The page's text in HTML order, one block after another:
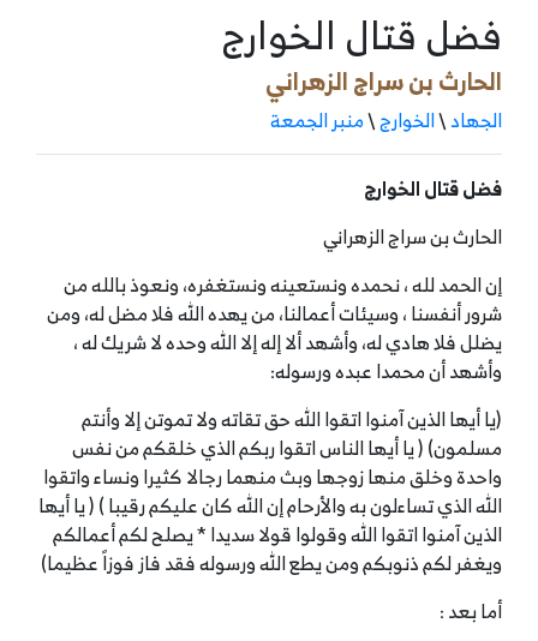
فضل قتال الخوارج
الحارث بن سراج الزهراني
الجهاد\الخوارج\منبر الجمعة
فضل قتال الخوارج
الحارث بن سراج الزهراني
إن الحمد لله ، نحمده ونستعينه ونستغفره، ونعوذ بالله من
شرور أنفسنا ، وسيئات أعمالنا، من يهده الله فلا مضل له، ومن
يضلل فلا هادي له، وأشهد ألا إله إلا الله وحده لا شريك له ،
وأشهد أن محمدا عبده ورسوله:
(يا أيها الذين آمنوا اتقوا الله حق تقاته ولا تموتن إلا وأنتم
مسلمون) ( يا أيها الناس اتقوا ربكم الذي خلقكم من نفس
واحدة وخلق منها زوجها وبث منهما رجالا كثيرا ونساء واتقوا
الله الذي تساءلون به والأرحام إن الله كان عليكم رقيبا ) ( يا أيها
الذين آمنوا اتقوا الله وقولوا قولا سديدا * يصلح لكم أعمالكم
ويغفر لكم ذنوبكم ومن يطع الله ورسوله فقد فاز فوزاً عظيما)
أما بعد :